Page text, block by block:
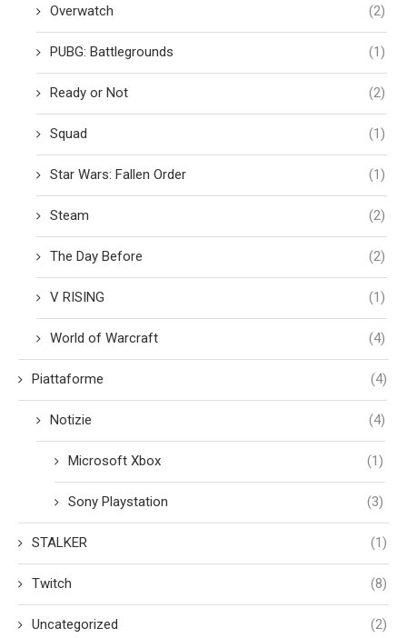
Overwatch (2)
PUBG: Battlegrounds (1)
Ready or Not (2)
Squad (1)
Star Wars: Fallen Order (1)
Steam (2)
The Day Before (2)
V RISING (1)
World of Warcraft (4)
Piattaforme (4)
Notizie (4)
Microsoft Xbox (1)
Sony Playstation (3)
STALKER (1)
Twitch (8)
Uncategorized (2)